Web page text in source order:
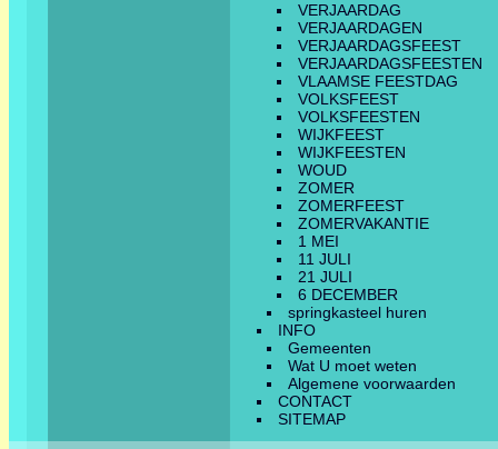
VERJAARDAG
VERJAARDAGEN
VERJAARDAGSFEEST
VERJAARDAGSFEESTEN
VLAAMSE FEESTDAG
VOLKSFEEST
VOLKSFEESTEN
WIJKFEEST
WIJKFEESTEN
WOUD
ZOMER
ZOMERFEEST
ZOMERVAKANTIE
1 MEI
11 JULI
21 JULI
6 DECEMBER
springkasteel huren
INFO
Gemeenten
Wat U moet weten
Algemene voorwaarden
CONTACT
SITEMAP